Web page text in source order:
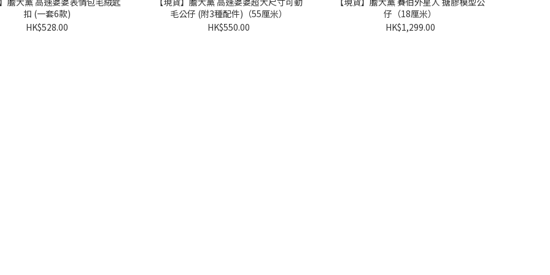
扣 (一套6款)
HK$528.00
毛公仔 (附3種配件)（55厘米）
HK$550.00
仔（18厘米）
HK$1,299.00